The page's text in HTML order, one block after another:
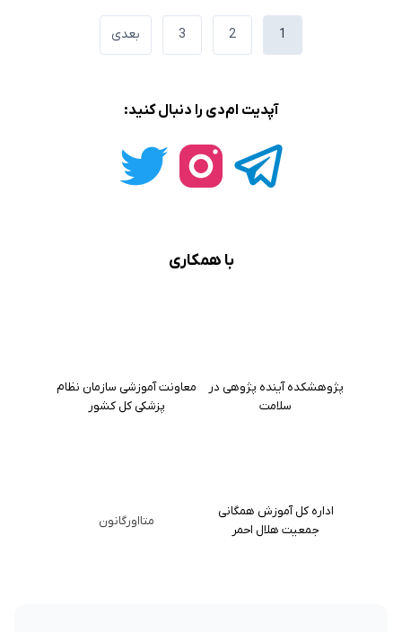
صفحه‌بندی
نوشته‌ها
1
2
3 بعدی
آپدیت ام‌دی را دنبال کنید:
با همکاری
پژوهشکده آینده پژوهی در
سلامت
معاونت آموزشی سازمان نظام
پزشکی کل کشور
اداره کل آموزش همگانی
جمعیت هلال احمر
متااورگانون